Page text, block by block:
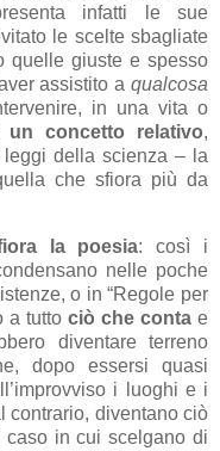
infatti le sue
le scelte sbagliate
quelle giuste e spesso
assistito a qualcosa
in una vita o
un concetto relativo,
della scienza – la
che sfiora più da
la poesia: così i
nelle poche
o in “Regole per
a tutto ciò che conta e
diventare terreno
dopo essersi quasi
i luoghi e i
contrario, diventano ciò
in cui scelgano di